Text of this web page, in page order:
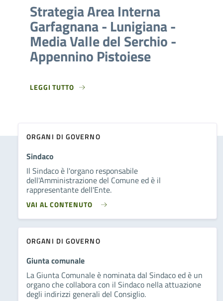
Strategia Area Interna
Garfagnana - Lunigiana -
Media Valle del Serchio -
Appennino Pistoiese
LEGGI TUTTO
ORGANI DI GOVERNO
Sindaco
Il Sindaco è l'organo responsabile
dell'Amministrazione del Comune ed è il
rappresentante dell'Ente.
VAI AL CONTENUTO
ORGANI DI GOVERNO
Giunta comunale
La Giunta Comunale è nominata dal Sindaco ed è un
organo che collabora con il Sindaco nella attuazione
degli indirizzi generali del Consiglio.